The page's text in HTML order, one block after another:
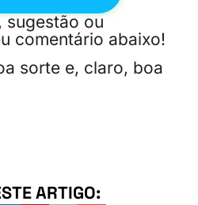
sugestão ou
comentário abaixo!
sorte e, claro, boa
ARTIGO: